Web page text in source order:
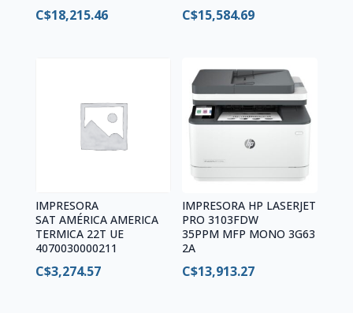
C$18,215.46 C$15,584.69
IMPRESORA
SAT AMÉRICA AMERICA
TERMICA 22T UE
4070030000211
C$3,274.57
IMPRESORA HP LASERJET
PRO 3103FDW
35PPM MFP MONO 3G63
2A
C$13,913.27